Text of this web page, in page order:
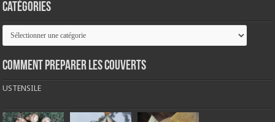
Catégories
Catégories
COMMENT PREPARER LES COUVERTS
USTENSILE